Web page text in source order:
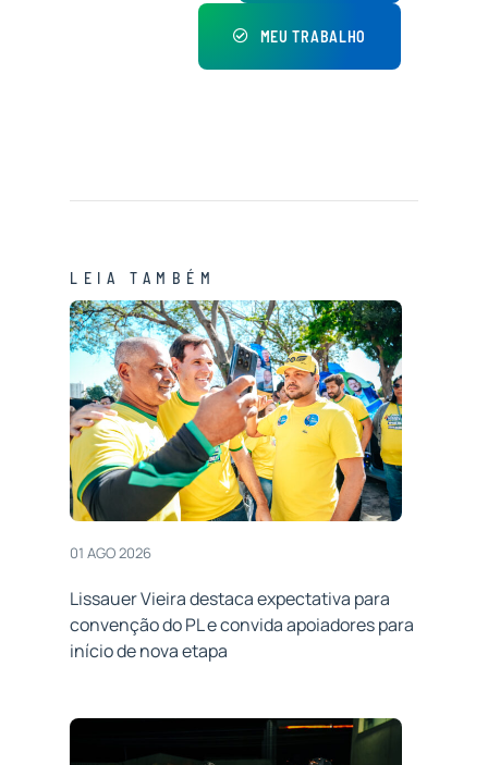
MEU TRABALHO
LEIA TAMBÉM
01 AGO 2026
Lissauer Vieira destaca expectativa para
convenção do PL e convida apoiadores para
início de nova etapa